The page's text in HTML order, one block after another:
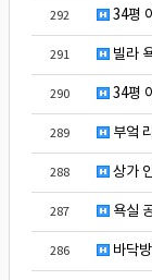
292 34평
291 빌라
290 34평
289 부엌
288 상가
287 욕실
286 바닥